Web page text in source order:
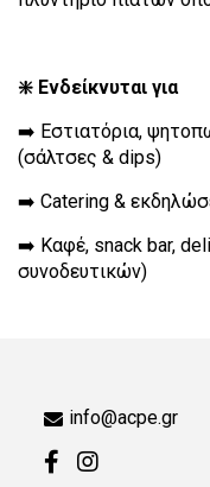
❇️ Ενδείκνυται για
➡️ Εστιατόρια,
(σάλτσες & dips)
➡️ Catering &
➡️ Καφέ, snack bar,
συνοδευτικών)
info@acpe.gr